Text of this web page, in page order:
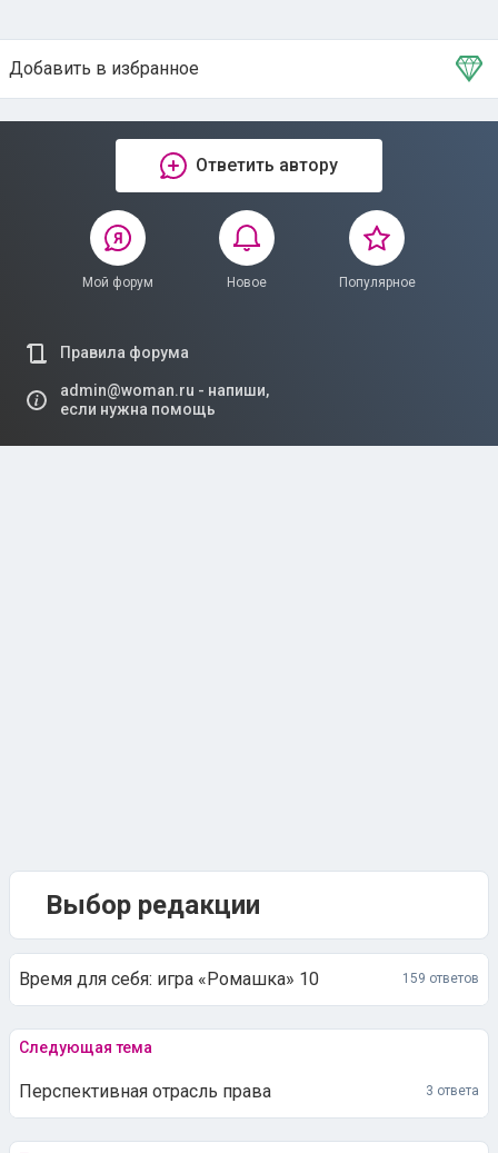
Добавить в избранное
Тема в избранном
Ответить автору
Мой форум Новое Популярное
Правила форума
admin@woman.ru - напиши,
если нужна помощь
Выбор редакции
Время для себя: игра «Ромашка» 10 159 ответов
Следующая тема
Перспективная отрасль права 3 ответа